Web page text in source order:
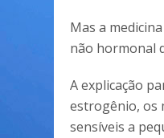
Mas a
não hormonal
A explicação
estrogênio, os
sensíveis a